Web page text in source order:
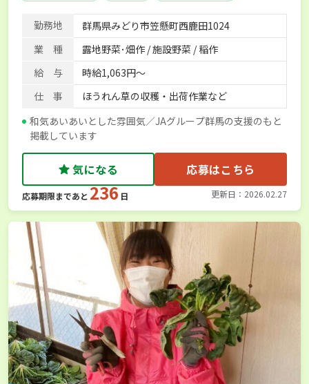
内定まで最短1週間
AT免許OK
残業月20時間以内
勤務地
群馬県みどり市笠懸町西鹿田1024
業 種
露地野菜･畑作 / 施設野菜 / 稲作
給 与
時給1,063円～
仕 事
ほうれん草の収穫・出荷作業など
和気あいあいとした雰囲気／JAグループ群馬の支援のもと
掲載しています
気になる 応募はこちら
応募期限まであと 236 日 更新日：2026.02.27